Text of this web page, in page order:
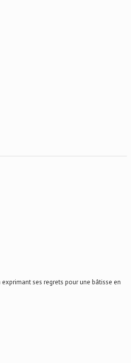
exprimant ses regrets pour une bâtisse en